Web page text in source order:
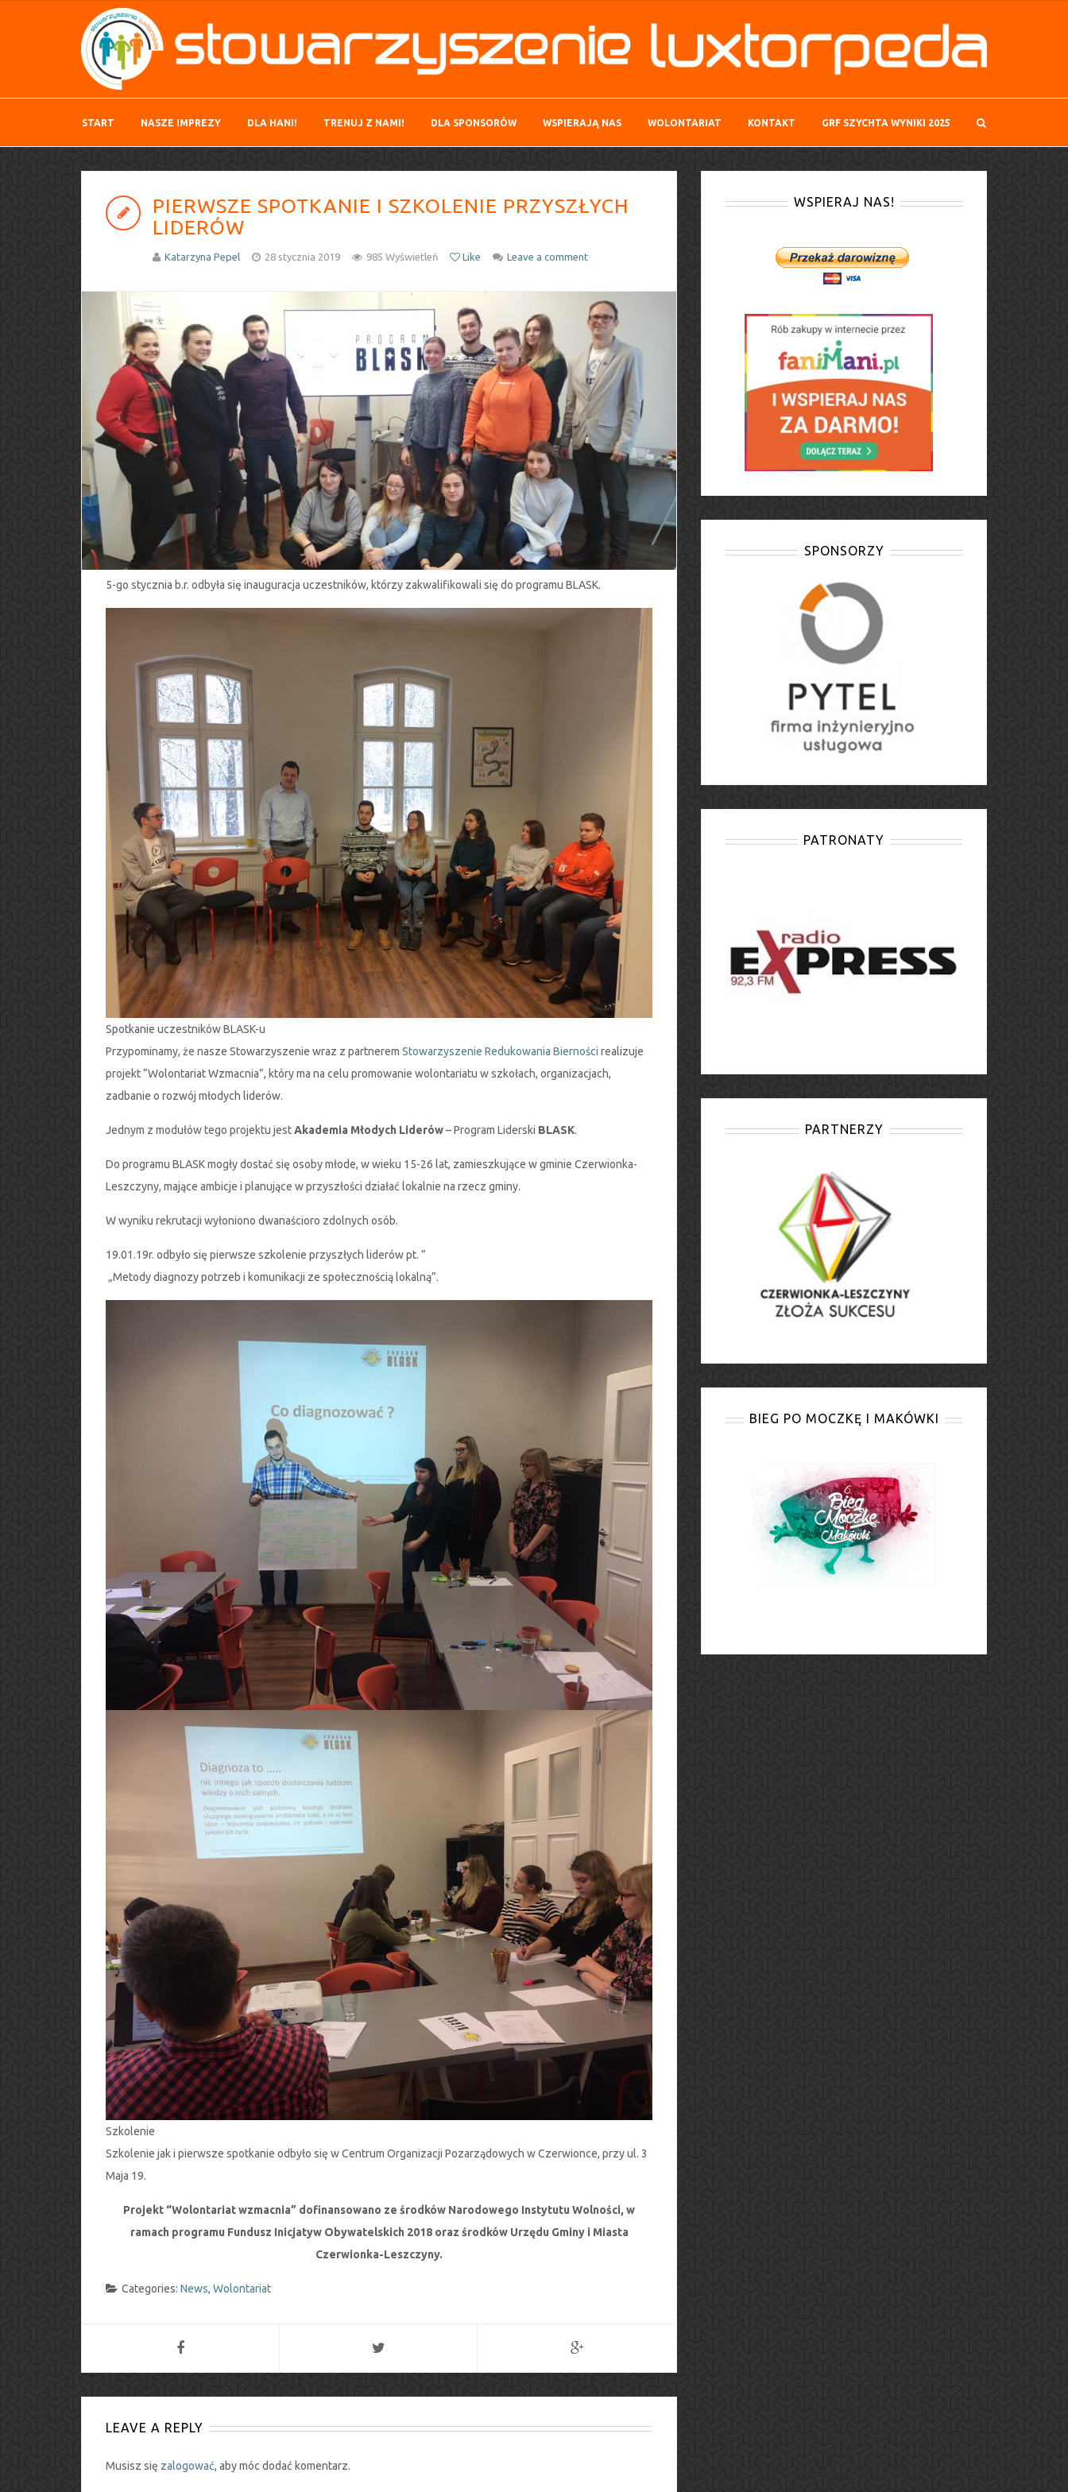
START NASZE IMPREZY DLA HANI! TRENUJ Z NAMI! DLA SPONSORÓW WSPIERAJĄ NAS WOLONTARIAT KONTAKT GRF SZYCHTA WYNIKI 2025
PIERWSZE SPOTKANIE I SZKOLENIE PRZYSZŁYCH
LIDERÓW
Katarzyna Pepel 28 stycznia 2019 985 Wyświetleń Like Leave a comment
5-go stycznia b.r. odbyła się inauguracja uczestników, którzy zakwalifikowali się do programu BLASK.
Spotkanie uczestników BLASK-u
Przypominamy, że nasze Stowarzyszenie wraz z partnerem Stowarzyszenie Redukowania Bierności realizuje
projekt “Wolontariat Wzmacnia”, który ma na celu promowanie wolontariatu w szkołach, organizacjach,
zadbanie o rozwój młodych liderów.
Jednym z modułów tego projektu jestAkademia Młodych Liderów– Program Liderski BLASK.
Do programu BLASK mogły dostać się osoby młode, w wieku 15-26 lat, zamieszkujące w gminie Czerwionka-
Leszczyny, mające ambicje i planujące w przyszłości działać lokalnie na rzecz gminy.
W wyniku rekrutacji wyłoniono dwanaścioro zdolnych osób.
19.01.19r. odbyło się pierwsze szkolenie przyszłych liderów pt. ”
„Metody diagnozy potrzeb i komunikacji ze społecznością lokalną”.
Szkolenie
Szkolenie jak i pierwsze spotkanie odbyło się w Centrum Organizacji Pozarządowych w Czerwionce, przy ul. 3
Maja 19.
Projekt “Wolontariat wzmacnia” dofinansowano ze środków Narodowego Instytutu Wolności, w
ramach programu Fundusz Inicjatyw Obywatelskich 2018 oraz środków Urzędu Gminy i Miasta
Czerwionka-Leszczyny.
Categories: News, Wolontariat
LEAVE A REPLY
Musisz się zalogować, aby móc dodać komentarz.
WSPIERAJ NAS!
SPONSORZY
PATRONATY
PARTNERZY
BIEG PO MOCZKĘ I MAKÓWKI